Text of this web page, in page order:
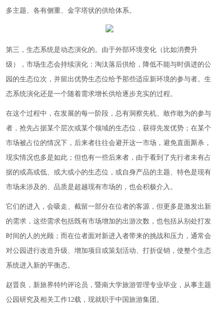
多主题、各有侧重、金字塔状的供给体系。
第三，生态系统是动态演化的。由于外部环境变化（比如消费升
级），市场生态会持续演化：淘汰落后供给，降低不能与时俱进的公
园的生态位次，并留出优势生态位给予那些适应新环境的参与者。生
态系统演化还是一个随着需求增长供给逐步充实的过程。
在这个过程中，在发展的每一阶段，总有洞察先机、敢作敢为的参与
者，抢先占据某个层次或某个领域的生态位，获得先发优势；在某个
市场被占位的情况下，后来者往往会避开这一市场，避免直面厮杀，
现实情况也多是如此；但也有一些后来者，由于看到了先行者未有占
据的或高或低、或大或小的生态位，或自身产品的主题、特色是现有
市场未涉及的、品质是超越现有市场的，也会积极介入。
它们的进入，会吸走、截留一部分在位者的客源，但更多是激发出新
的需求，这些需求包括既有市场增加的出游次数，也包括从别处打发
时间的人的光顾；而在位者面对新进入者带来的挑战和压力，通常会
对公园进行改造升级、增加项目或策划活动、打折促销，使整个生态
系统进入新的平衡态。
赵晋良，新旅界特约评论员，暨南大学旅游管理专业毕业，从事主题
公园研究及相关工作12载，现就职于中国旅游集团。